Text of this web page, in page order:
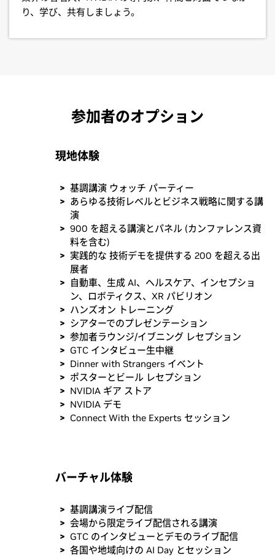
り、学び、共有しましょう。
参加者のオプション
現地体験
基調講演 ウォッチ パーティー
あらゆる技術レベルとビジネス戦略に関する講
演
900 を超える講演とパネル (カンファレンス資
料を含む)
実践的な 技術デモを提供する 200 を超える出
展者
自動車、生成 AI、ヘルスケア、インセプショ
ン、ロボティクス、XR パビリオン
ハンズオン トレーニング
シアターでのプレゼンテーション
参加者ラウンジ/イブニング レセプション
GTC インタビュー生中継
Dinner with Strangers イベント
ポスターとビール レセプション
NVIDIA ギア ストア
NVIDIA デモ
Connect With the Experts セッション
バーチャル体験
基調講演ライブ配信
会場から限定ライブ配信される講演
GTC のインタビューとデモのライブ配信
各国や地域向けの AI Day とセッション